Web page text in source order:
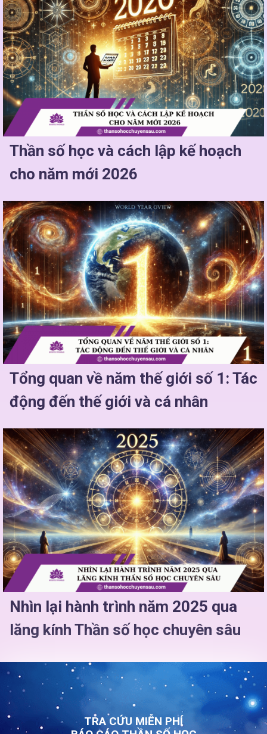
Thần số học và cách lập kế hoạch
cho năm mới 2026
Tổng quan về năm thế giới số 1: Tác
động đến thế giới và cá nhân
Nhìn lại hành trình năm 2025 qua
lăng kính Thần số học chuyên sâu
TRA CỨU MIỄN PHÍ